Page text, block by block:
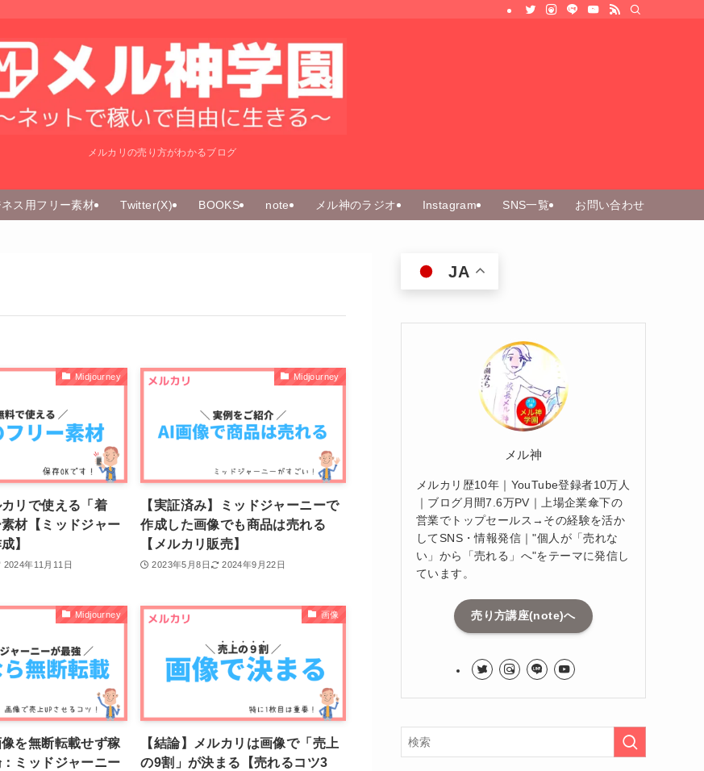
メルカリの売り方がわかるブログ
ネス用フリー素材 Twitter(X) BOOKS note メル神のラジオ Instagram SNS一覧 お問い合わせ
Midjourney
カリで使える「着
材【ミッドジャー
】
2024年11月11日
Midjourney
【実証済み】ミッドジャーニーで
作成した画像でも商品は売れる
【メルカリ販売】
2023年5月8日 2024年9月22日
Midjourney
を無断転載せず稼
ミッドジャーニー
画像
【結論】メルカリは画像で「売上
の9割」が決まる【売れるコツ3
JA
メル神
メルカリ歴10年｜YouTube登録者10万人
｜ブログ月間7.6万PV｜上場企業傘下の
営業でトップセールス→その経験を活か
してSNS・情報発信｜"個人が「売れな
い」から「売れる」へ"をテーマに発信し
ています。
売り方講座(note)へ